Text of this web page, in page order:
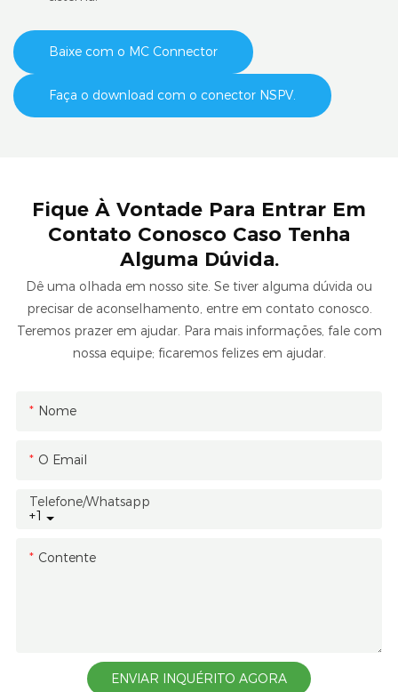
Baixe com o MC Connector
Faça o download com o conector NSPV.
Fique À Vontade Para Entrar Em
Contato Conosco Caso Tenha
Alguma Dúvida.
Dê uma olhada em nosso site. Se tiver alguma dúvida ou
precisar de aconselhamento, entre em contato conosco.
Teremos prazer em ajudar. Para mais informações, fale com
nossa equipe; ficaremos felizes em ajudar.
Nome
O Email
+1
Telefone/whatsapp
Contente
ENVIAR INQUÉRITO AGORA